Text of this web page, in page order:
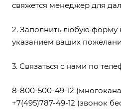
свяжется менеджер для
2. Заполнить любую форму
указанием ваших
3. Связаться с нами по
8-800-500-49-12
+7(495)787-49-12 (звонок